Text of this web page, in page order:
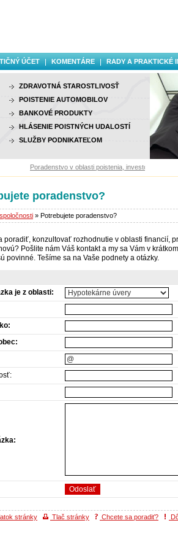
ÚČET KOMENTÁRE RADY A PRAKTICKÉ
ZDRAVOTNÁ STAROSTLIVOSŤ
POISTENIE AUTOMOBILOV
BANKOVÉ PRODUKTY
HLÁSENIE POISTNÝCH UDALOSTÍ
SLUŽBY PODNIKATEĽOM
Poradenstvo v oblasti poistenia, investovania a
poradenstvo?
» Potrebujete poradenstvo?
poradiť, konzultovať rozhodnutie v oblasti financií,
Pošlite nám Váš kontakt a my sa Vám v
povinné. Tešíme sa na Vaše podnety a otázky.
je z oblasti:
stránky Tlač stránky Chcete sa poradiť?